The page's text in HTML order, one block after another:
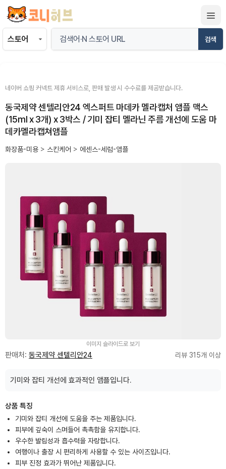
츠
검색
네이버 쇼핑 커넥트 제휴 서비스로, 판매 발생 시 수수료를 제공받습니다.
동국제약 센텔리안24 엑스퍼트 마데카 멜라캡처 앰플 맥스
(15ml x 3개) x 3박스 / 기미 잡티 멜라닌 주름 개선에 도움 마
데카멜라캡쳐앰플
화장품-미용 > 스킨케어 > 에센스-세럼-앰플
이미지 슬라이드로 보기
판매처: 동국제약 센텔리안24 리뷰 315개 이상
기미와 잡티 개선에 효과적인 앰플입니다.
상품 특징
기미와 잡티 개선에 도움을 주는 제품입니다.
피부에 깊숙이 스며들어 촉촉함을 유지합니다.
우수한 발림성과 흡수력을 자랑합니다.
여행이나 출장 시 편리하게 사용할 수 있는 사이즈입니다.
피부 진정 효과가 뛰어난 제품입니다.